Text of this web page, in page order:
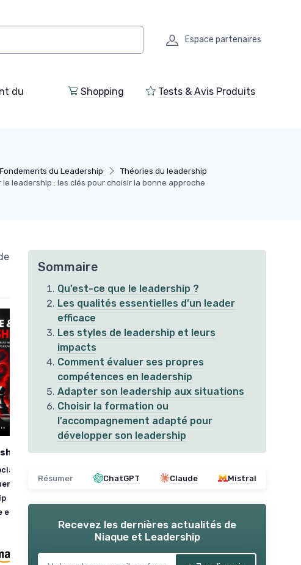
Espace partenaires
du
Shopping Tests & Avis Produits
Fondements du Leadership
Théories du leadership
leadership : les clés pour choisir la bonne approche
soi
Leadership Quantique
＋ Intègre le cœurdans sa
philosophie
leadership
Sommaire
Qu’est-ce que le leadership ?
Les qualités essentielles d’un leader
efficace
Les styles de leadership et leurs
impacts
Comment évaluer ses propres
compétences en leadership
Adapter son leadership aux situations
Choisir la formation ou
l’accompagnement adapté pour
développer son leadership
Résumer ChatGPT Claude Mistral
Recevez les dernières actualités de
Niaque et Leadership